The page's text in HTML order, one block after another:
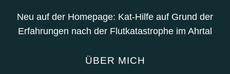
Neu auf der Homepage: Kat-Hilfe auf Grund der
Erfahrungen nach der Flutkatastrophe im Ahrtal
ÜBER MICH